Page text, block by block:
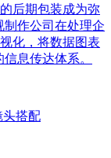
后期包装成为弥
作公司在处理企
化，将数据图表
息传达体系。
头搭配